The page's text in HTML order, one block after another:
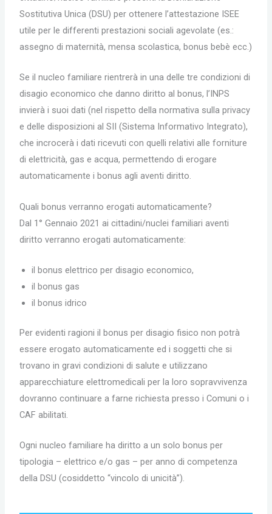
Sostitutiva Unica (DSU) per ottenere l’attestazione ISEE
utile per le differenti prestazioni sociali agevolate (es.:
assegno di maternità, mensa scolastica, bonus bebè ecc.)
Se il nucleo familiare rientrerà in una delle tre condizioni di
disagio economico che danno diritto al bonus, l’INPS
invierà i suoi dati (nel rispetto della normativa sulla privacy
e delle disposizioni al SII (Sistema Informativo Integrato),
che incrocerà i dati ricevuti con quelli relativi alle forniture
di elettricità, gas e acqua, permettendo di erogare
automaticamente i bonus agli aventi diritto.
Quali bonus verranno erogati automaticamente?
Dal 1° Gennaio 2021 ai cittadini/nuclei familiari aventi
diritto verranno erogati automaticamente:
il bonus elettrico per disagio economico,
il bonus gas
il bonus idrico
Per evidenti ragioni il bonus per disagio fisico non potrà
essere erogato automaticamente ed i soggetti che si
trovano in gravi condizioni di salute e utilizzano
apparecchiature elettromedicali per la loro sopravvivenza
dovranno continuare a farne richiesta presso i Comuni o i
CAF abilitati.
Ogni nucleo familiare ha diritto a un solo bonus per
tipologia – elettrico e/o gas – per anno di competenza
della DSU (cosiddetto “vincolo di unicità”).